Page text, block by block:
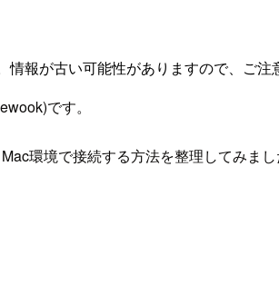
報が古い可能性がありますので、ご注
です。
環境で接続する方法を整理してみまし